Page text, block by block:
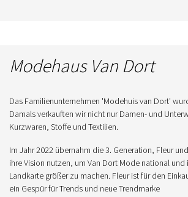
Modehaus Van Dort
Das Familienunternehmen 'Modehuis van Dort'
Damals verkauften wir nicht nur Damen- und
Kurzwaren, Stoffe und Textilien.
Im Jahr 2022 übernahm die 3. Generation, Fleur
ihre Vision nutzen, um Van Dort Mode national
Landkarte größer zu machen. Fleur ist für den
ein Gespür für Trends und neue Trendmarke